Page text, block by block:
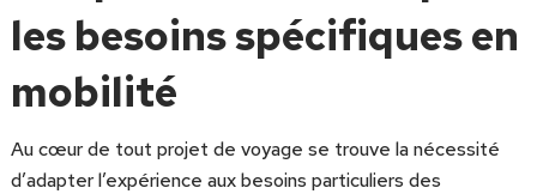
les besoins spécifiques en
mobilité
Au cœur de tout projet de voyage se trouve la nécessité
d’adapter l’expérience aux besoins particuliers des